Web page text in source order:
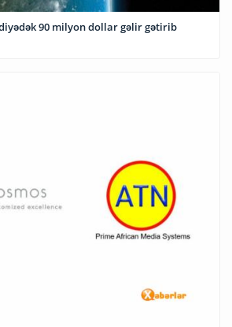
90 milyon dollar gəlir gətirib